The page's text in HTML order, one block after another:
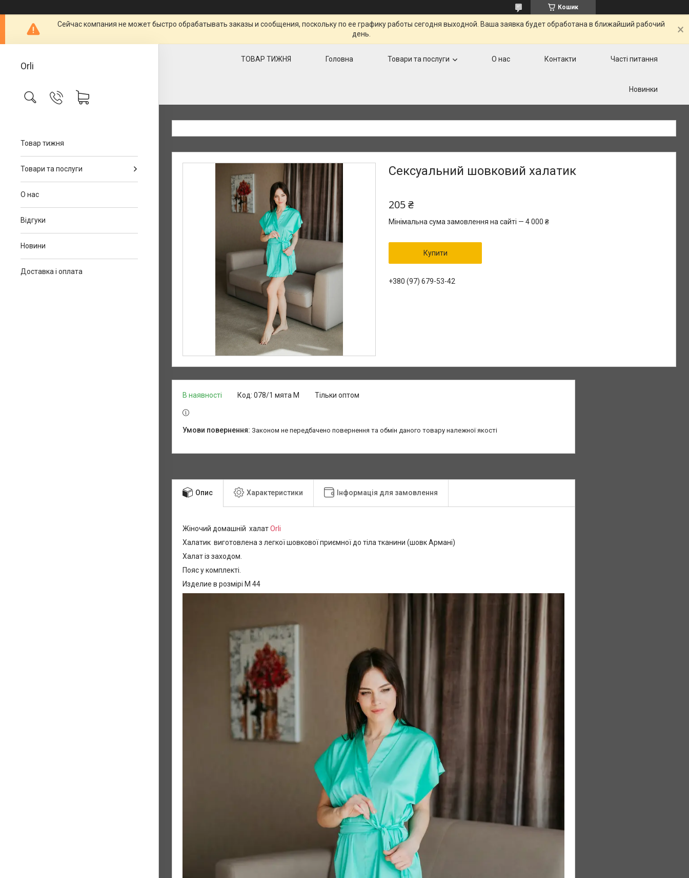
Кошик
Сейчас компания не может быстро обрабатывать заказы и сообщения, поскольку по ее графику работы сегодня выходной. Ваша заявка будет обработана в ближайший рабочий
день.
Orli
Товар тижня
Товари та послуги
О нас
Відгуки
Новини
Доставка і оплата
ТОВАР ТИЖНЯ Головна Товари та послуги О нас Контакти Часті питання
Новинки
Сексуальний шовковий халатик
205 ₴
Мінімальна сума замовлення на сайті — 4 000 ₴
Купити
+380 (97) 679-53-42
В наявності Тільки оптом
Код: 078/1 мята М
Законом не передбачено повернення та обмін даного товару належної якості
Опис Характеристики Інформація для замовлення
Жіночий домашній халатOrli
Халатик виготовлена з легкої шовкової приємної до тіла тканини (шовк Армані)
Халат із заходом.
Пояс у комплекті.
Изделие в розмірі М 44